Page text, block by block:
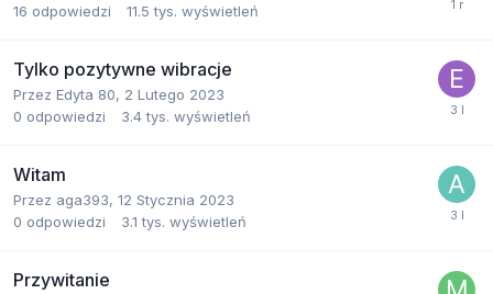
16 odpowiedzi 11.5 tys. wyświetleń
Tylko pozytywne wibracje
Przez Edyta 80, 2 Lutego 2023
0 odpowiedzi 3.4 tys. wyświetleń
Witam
Przez aga393, 12 Stycznia 2023
0 odpowiedzi 3.1 tys. wyświetleń
Przywitanie